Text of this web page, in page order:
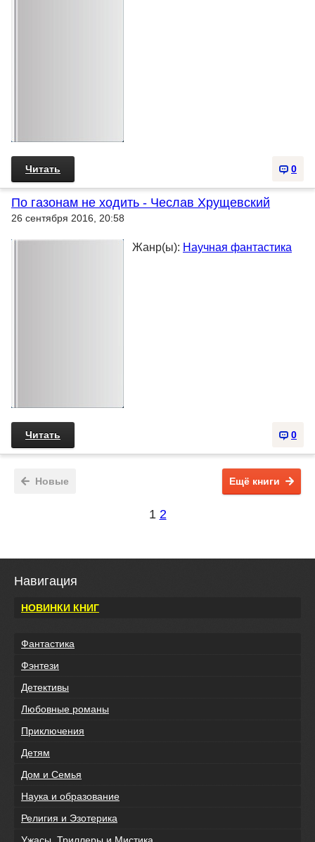
0
Читать
По газонам не ходить - Чеслав Хрущевский
26 сентября 2016, 20:58
Жанр(ы): Научная фантастика
0
Читать
Новые Ещё книги
1 2
Навигация
НОВИНКИ КНИГ
Фантастика
Фэнтези
Детективы
Любовные романы
Приключения
Детям
Дом и Семья
Наука и образование
Религия и Эзотерика
Ужасы, Триллеры и Мистика